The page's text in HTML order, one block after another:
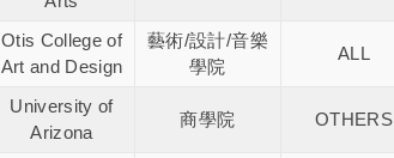
Otis College of
Art and Design
藝術/設計/音樂
學院
ALL
University of
Arizona
商學院 OTHERS